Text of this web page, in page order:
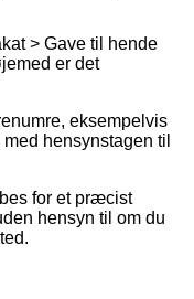
> Gave til hende
er det
eksempelvis
hensynstagen til
for et præcist
hensyn til om du